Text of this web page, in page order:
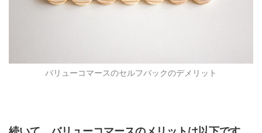
バリューコマースのセルフバックのデメリット